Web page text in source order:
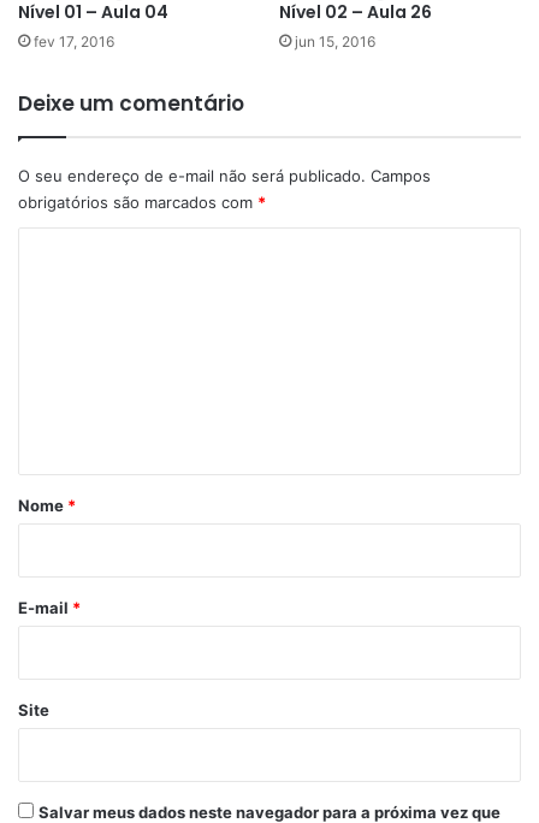
Nível 01 – Aula 04
fev 17, 2016
Nível 02 – Aula 26
jun 15, 2016
Deixe um comentário
O seu endereço de e-mail não será publicado. Campos
obrigatórios são marcados com *
r
*
Nome *
E-mail *
Site
Salvar meus dados neste navegador para a próxima vez que